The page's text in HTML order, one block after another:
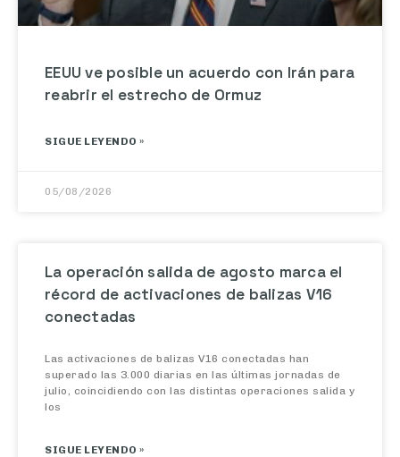
EEUU ve posible un acuerdo con Irán para
reabrir el estrecho de Ormuz
SIGUE LEYENDO »
05/08/2026
La operación salida de agosto marca el
récord de activaciones de balizas V16
conectadas
Las activaciones de balizas V16 conectadas han
superado las 3.000 diarias en las últimas jornadas de
julio, coincidiendo con las distintas operaciones salida y
los
SIGUE LEYENDO »